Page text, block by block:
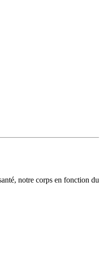
notre corps en fonction du